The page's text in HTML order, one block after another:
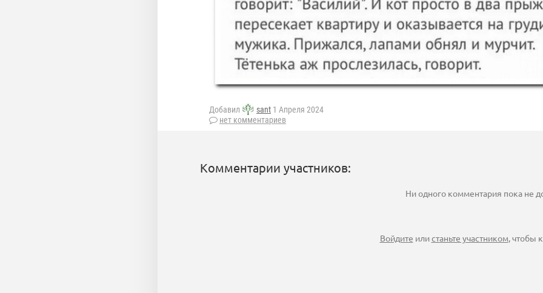
Добавил sant 1 Апреля 2024
нет комментариев
Комментарии участников:
Ни одного комментария пока не
Войдите илистаньте участником, чтобы